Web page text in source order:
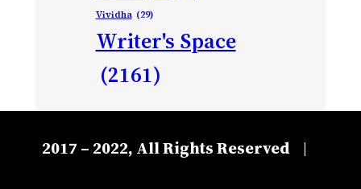
Vividha (29)
Writer's Space
(2161)
2017 – 2022, All Rights Reserved |